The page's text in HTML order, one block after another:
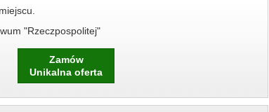
"Rzeczpospolitej"
Zamów
Unikalna oferta